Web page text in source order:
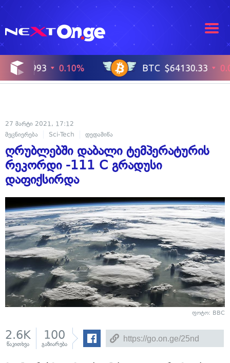
27 მარტი 2021, 17:12
მეცნიერება
Sci-Tech დედამიწა
ღრუბლებში დაბალი ტემპერატურის
რეკორდი -111 C გრადუსი
დაფიქსირდა
ფოტო: BBC
2.6K
წაკითხვა
100
გაზიარება